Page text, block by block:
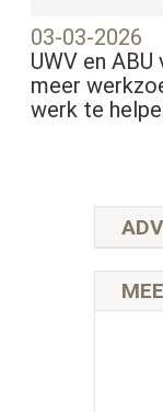
03-03-2026
UWV en
meer
werk te